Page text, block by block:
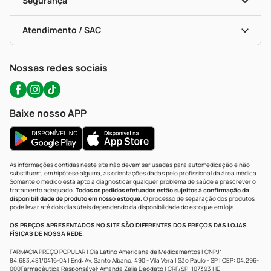
Troca E Devolução
Bulas De A A Z
Políticas De Marketplace
Testes Rápidos
Autoteste Covid-19
Certificado De Segurança
Portal Da Privacidade
Atendimento / SAC
WhatsApp (47) 9202-1687
Nossas redes sociais
Baixe nosso APP
As informações contidas neste site não devem ser usadas para automedicação e não
substituem, em hipótese alguma, as orientações dadas pelo profissional da área médica.
Somente o médico está apto a diagnosticar qualquer problema de saúde e prescrever o
tratamento adequado. Todos os pedidos efetuados estão sujeitos à confirmação da
disponibilidade de produto em nosso estoque.O processo de separação dos produtos
pode levar até dois dias úteis dependendo da disponibilidade do estoque em loja.
OS PREÇOS APRESENTADOS NO SITE SÃO DIFERENTES DOS PREÇOS DAS LOJAS
FÍSICAS DE NOSSA REDE.
FARMÁCIA PREÇO POPULAR | Cia Latino Americana de Medicamentos | CNPJ:
84.683.481/0416-04 | End: Av. Santo Albano, 490 - Vila Vera | São Paulo - SP | CEP: 04.296-
000Farmacêutica Responsável: Amanda Zelia Deodato | CRF/SP: 107393 | IE: